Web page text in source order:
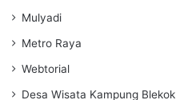
Mulyadi
Metro Raya
Webtorial
Desa Wisata Kampung Blekok